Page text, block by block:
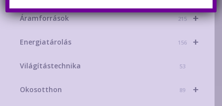
+
Áramforrások 215
+
Energiatárolás 156
Világítástechnika 53
+
Okosotthon 89